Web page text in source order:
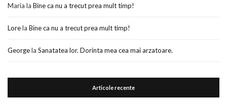
Maria la Bine ca nu a trecut prea mult timp!
Lorela Bine ca nu a trecut prea mult timp!
Georgela Sanatatea lor. Dorinta mea cea mai arzatoare.
Articole recente